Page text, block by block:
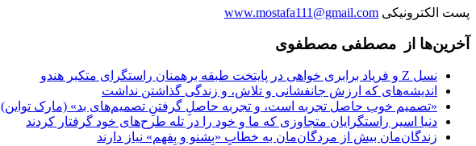
پست الکترونیکی www.mostafa111@gmail.com
آخرین‌ها از مصطفی مصطفوی
نسل Z و فریاد برابری خواهی در پایتخت طبقه برهمنان راستگرای متکبر هندو
اندیشه‌های که ارزش جانفشانی و تلاش، و زندگی گذاشتن نداشت
«تصمیم‌ خوب حاصل تجربه‌ است، و تجربه حاصلِ گرفتنِ تصمیم‌های بد» (مارک تواین)
دنیا اسیر راستگرایان متجاوزی‌ که ما و خود را در تله طرح‌های خود گرفتار کردند
زندگان‌مان بیش از مردگان‌مان به خطابِ «بِشنو و بِفهم» نیاز دارند